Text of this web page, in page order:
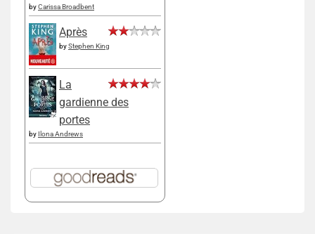
byCarissa Broadbent
Après
byStephen King
La
gardienne des
portes
by Ilona Andrews